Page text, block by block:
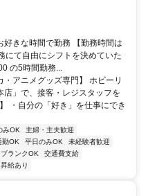
好きな時間で勤務 【勤務時間は
にて自由にシフトを決めていた
の5時間勤務...
・アニメグッズ専門】 ホビーリ
」で、接客・レジスタッフを
・自分の「好き」を仕事にでき
みOK
主婦・主夫歓迎
勤OK 平日のみOK
未経験者歓迎
ブランクOK
交通費支給
昇給あり